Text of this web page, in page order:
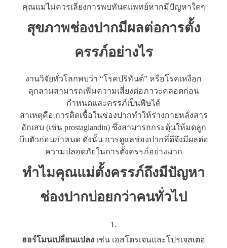
คุณแม่ไม่ควรเลี่ยงการพบทันตแพทย์หากมีปัญหาใดๆ
สุขภาพช่องปากมีผลต่อการตั้ง
ครรภ์อย่างไร
งานวิจัยทั่วโลกพบว่า “โรคปริทันต์” หรือโรคเหงือก
ลุกลามสามารถเพิ่มความเสี่ยงต่อภาวะคลอดก่อน
กำหนดและครรภ์เป็นพิษได้
สาเหตุคือ การติดเชื้อในช่องปากทำให้ร่างกายหลั่งสาร
อักเสบ (เช่น prostaglandin) ซึ่งสามารถกระตุ้นให้มดลูก
บีบตัวก่อนกำหนด ดังนั้น การดูแลช่องปากที่ดีจึงมีผลต่อ
ความปลอดภัยในการตั้งครรภ์อย่างมาก
ทำไมคุณแม่ตั้งครรภ์ถึงมีปัญหา
ช่องปากบ่อยกว่าคนทั่วไป
ฮอร์โมนเปลี่ยนแปลง เช่น เอสโตรเจนและโปรเจสเตอ